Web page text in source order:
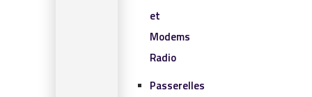
et
Modems
Radio
Passerelles